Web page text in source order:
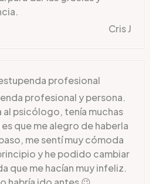
Cris J
profesional
profesional y persona.
al psicólogo, tenía muchas
que me alegro de haberla
me sentí muy cómoda
y he podido cambiar
que me hacían muy infeliz.